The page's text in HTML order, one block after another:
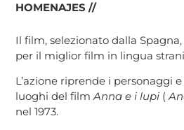
HOMENAJES //
Il film, selezionato dalla
per il miglior film in lingua
L’azione riprende i personaggi
luoghi del filmAnna e i lupi (
nel 1973.